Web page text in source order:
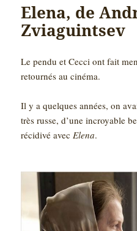
Elena, de
Zviaguintsev
Le pendu et Cecci ont fait
retournés au cinéma.
Il y a quelques années, on
très russe, d’une incroyable
récidivé avec Elena.